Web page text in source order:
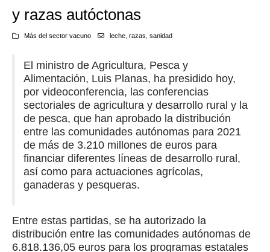
y razas autóctonas
Más del sector vacuno leche, razas sanidad
El ministro de Agricultura, Pesca y
Alimentación, Luis Planas, ha presidido hoy,
por videoconferencia, las conferencias
sectoriales de agricultura y desarrollo rural y la
de pesca, que han aprobado la distribución
entre las comunidades autónomas para 2021
de más de 3.210 millones de euros para
financiar diferentes líneas de desarrollo rural,
así como para actuaciones agrícolas,
ganaderas y pesqueras.
Entre estas partidas, se ha autorizado la
distribución entre las comunidades autónomas de
6.818.136,05 euros para los programas estatales